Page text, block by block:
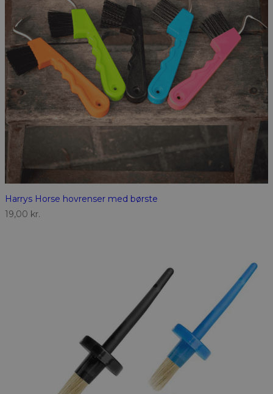
Harrys Horse hovrenser med børste
19,00 kr.